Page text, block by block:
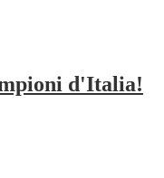
d'Italia!